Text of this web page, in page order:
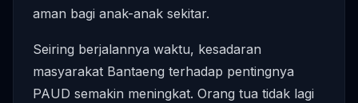
aman bagi anak-anak sekitar.
Seiring berjalannya waktu, kesadaran
masyarakat Bantaeng terhadap pentingnya
PAUD semakin meningkat. Orang tua tidak lagi